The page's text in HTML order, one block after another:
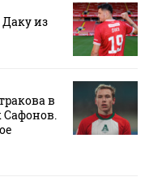
Даку из
в
Сафонов.